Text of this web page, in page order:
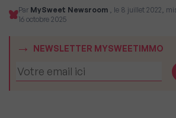
Par MySweet Newsroom , le 8 juillet 2022,
16 octobre 2025
NEWSLETTER MYSWEETIMMO